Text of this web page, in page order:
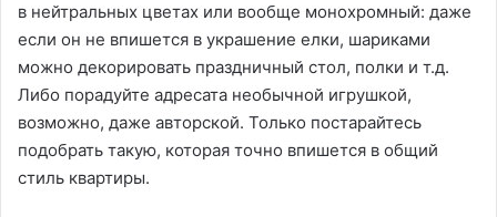
в нейтральных цветах или вообще монохромный: даже
если он не впишется в украшение елки, шариками
можно декорировать праздничный стол, полки и т.д.
Либо порадуйте адресата необычной игрушкой,
возможно, даже авторской. Только постарайтесь
подобрать такую, которая точно впишется в общий
стиль квартиры.